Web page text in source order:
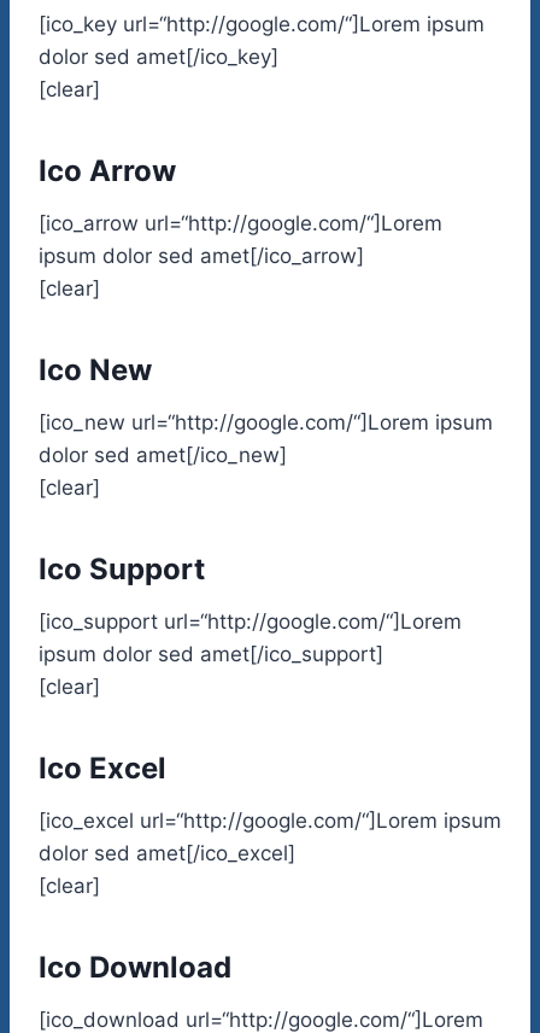
[ico_key url=“http://google.com/“]Lorem ipsum
dolor sed amet[/ico_key]
[clear]
Ico Arrow
[ico_arrow url=“http://google.com/“]Lorem
ipsum dolor sed amet[/ico_arrow]
[clear]
Ico New
[ico_new url=“http://google.com/“]Lorem ipsum
dolor sed amet[/ico_new]
[clear]
Ico Support
[ico_support url=“http://google.com/“]Lorem
ipsum dolor sed amet[/ico_support]
[clear]
Ico Excel
[ico_excel url=“http://google.com/“]Lorem ipsum
dolor sed amet[/ico_excel]
[clear]
Ico Download
[ico_download url=“http://google.com/“]Lorem